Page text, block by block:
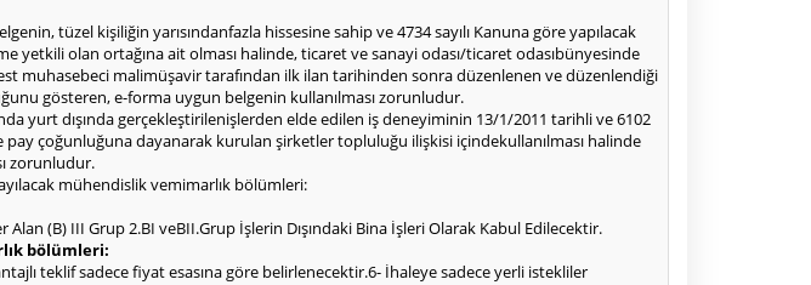
tüzel kişiliğin yarısındanfazla hissesine sahip ve 4734 sayılı Kanuna göre yapılacak
olan ortağına ait olması halinde, ticaret ve sanayi odası/ticaret odasıbünyesinde
muhasebeci malimüşavir tarafından ilk ilan tarihinden sonra düzenlenen ve düzenlendiği
gösteren, e-forma uygun belgenin kullanılması zorunludur.
yurt dışında gerçekleştirilenişlerden elde edilen iş deneyiminin 13/1/2011 tarihli ve 6102
pay çoğunluğuna dayanarak kurulan şirketler topluluğu ilişkisi içindekullanılması halinde
zorunludur.
mühendislik vemimarlık bölümleri:
(B) III Grup 2.BI veBII.Grup İşlerin Dışındaki Bina İşleri Olarak Kabul Edilecektir.
bölümleri:
teklif sadece fiyat esasına göre belirlenecektir.6- İhaleye sadece yerli istekliler